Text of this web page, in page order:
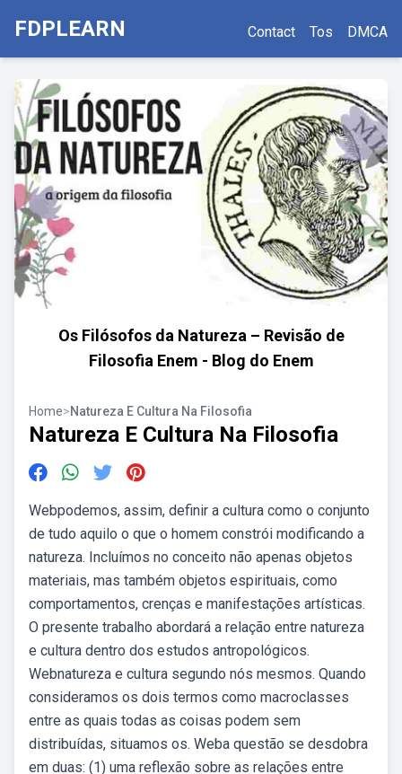
FDPLEARN Contact Tos DMCA
Os Filósofos da Natureza – Revisão de
Filosofia Enem - Blog do Enem
Home>Natureza E Cultura Na Filosofia
Natureza E Cultura Na Filosofia
Webpodemos, assim, definir a cultura como o conjunto
de tudo aquilo o que o homem constrói modificando a
natureza. Incluímos no conceito não apenas objetos
materiais, mas também objetos espirituais, como
comportamentos, crenças e manifestações artísticas.
O presente trabalho abordará a relação entre natureza
e cultura dentro dos estudos antropológicos.
Webnatureza e cultura segundo nós mesmos. Quando
consideramos os dois termos como macroclasses
entre as quais todas as coisas podem sem
distribuídas, situamos os. Weba questão se desdobra
em duas: (1) uma reflexão sobre as relações entre